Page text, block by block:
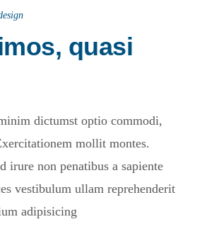
quasi
dictumst optio commodi,
mollit montes.
irure non penatibus a sapiente
vestibulum ullam reprehenderit
adipisicing